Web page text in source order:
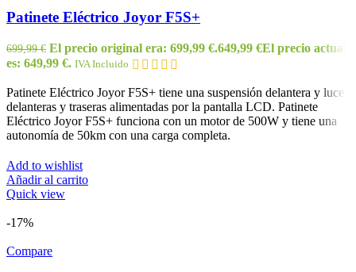
Patinete Eléctrico Joyor F5S+
699,99€ El precio original era: 699,99 €.649,99 €El precio actual
es: 649,99 €. IVA Incluido
Patinete Eléctrico Joyor F5S+ tiene una suspensión delantera y luces
delanteras y traseras alimentadas por la pantalla LCD. Patinete
Eléctrico Joyor F5S+ funciona con un motor de 500W y tiene una
autonomía de 50km con una carga completa.
Add to wishlist
Añadir al carrito
Quick view
-17%
Compare